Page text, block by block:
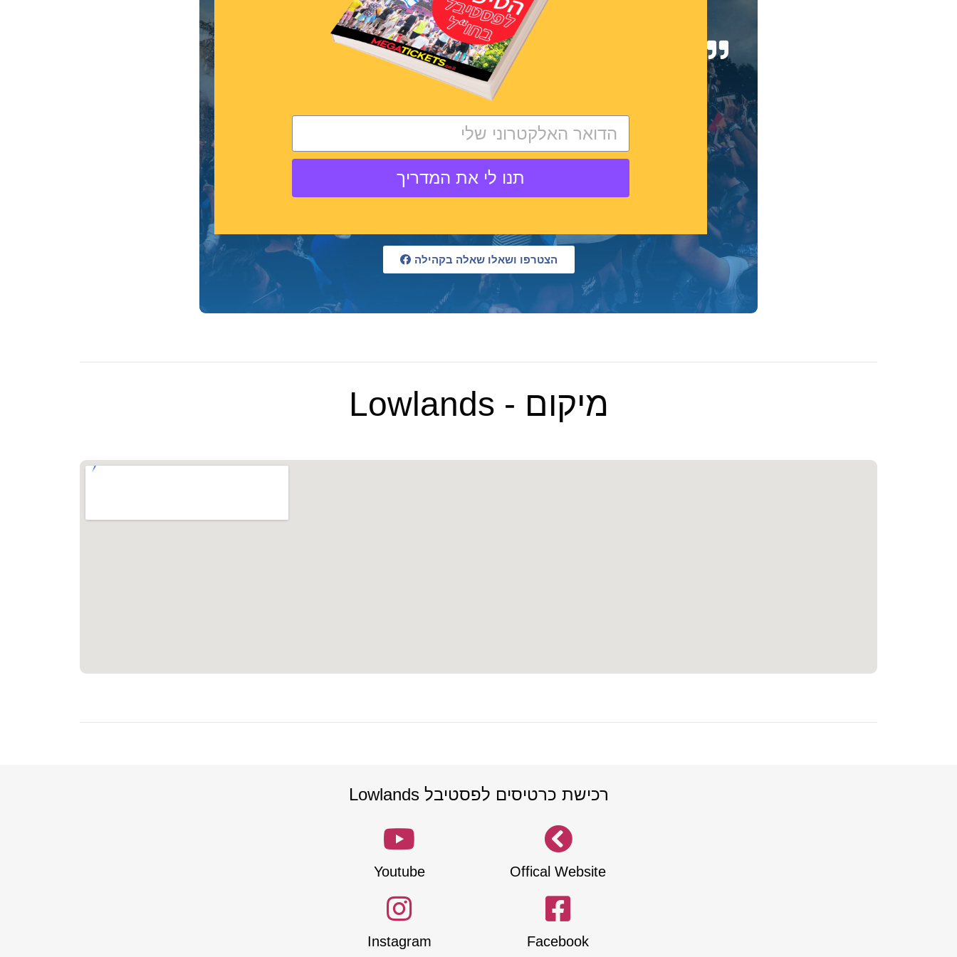
RAVERS OF ISRAEL:
לבדוק את דרכי ההגעה
והחזרה – בכדי לחסוך כאבי
ראש בסוף היום או בתחילת
היום
הצטרפו ושאלו שאלה בקהילה
מיקום - Lowlands
רכישת כרטיסים לפסטיבל Lowlands
Offical Website
Youtube
Facebook
Instagram
תנו לי את המדריך